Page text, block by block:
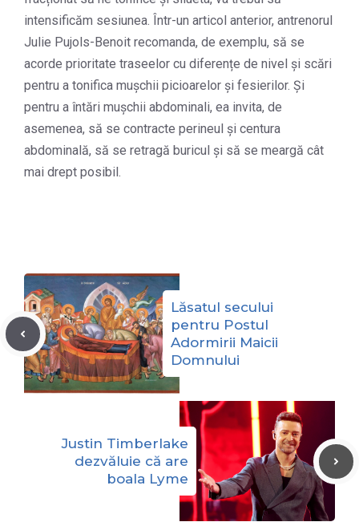
intensificăm sesiunea. Într-un articol anterior, antrenorul
Julie Pujols-Benoit recomanda, de exemplu, să se
acorde prioritate traseelor cu diferențe de nivel și scări
pentru a tonifica mușchii picioarelor și fesierilor. Și
pentru a întări mușchii abdominali, ea invita, de
asemenea, să se contracte perineul și centura
abdominală, să se retragă buricul și să se meargă cât
mai drept posibil.
Lăsatul secului
pentru Postul
Adormirii Maicii
Domnului
Justin Timberlake
dezvăluie că are
boala Lyme